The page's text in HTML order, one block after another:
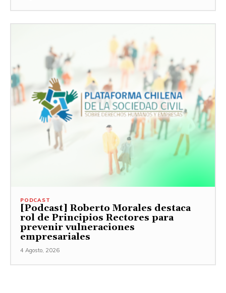
PODCAST
[Podcast] Roberto Morales destaca
rol de Principios Rectores para
prevenir vulneraciones
empresariales
4 Agosto, 2026